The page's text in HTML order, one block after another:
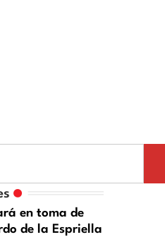
en toma de
de la Espriella